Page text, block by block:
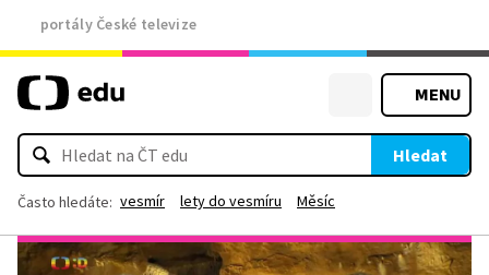
portály České televize
MENU
Hledat
Často hledáte: vesmír lety do vesmíru Měsíc